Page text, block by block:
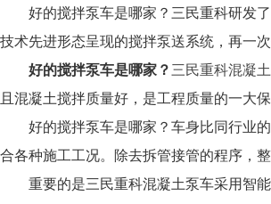
好的搅拌泵车是哪家？三民重科研发
技术先进形态呈现的搅拌泵送系统，再一
好的搅拌泵车是哪家？ 三民重科混凝
且混凝土搅拌质量好，是工程质量的一大保
好的搅拌泵车是哪家？车身比同行业
合各种施工工况。除去拆管接管的程序，
重要的是三民重科混凝土泵车采用智